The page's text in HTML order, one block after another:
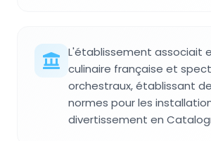
L'établissement associait
culinaire française et
orchestraux, établissant
normes pour les
divertissement en